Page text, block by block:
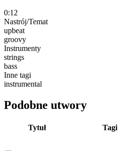
0:12
Nastrój/Temat
upbeat
groovy
Instrumenty
strings
bass
Inne tagi
instrumental
Podobne utwory
Tytuł Tagi